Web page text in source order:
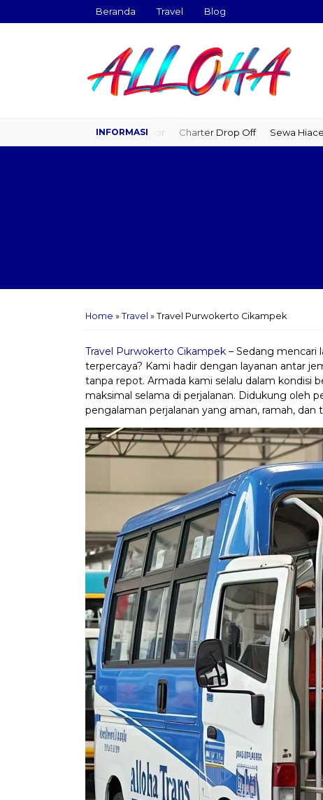
Beranda Travel Blog
Travel Door to Door Charter Drop Off Sewa Hiace
Home » Travel » Travel Purwokerto Cikampek
Travel Purwokerto Cikampek – Sedang mencari
terpercaya? Kami hadir dengan layanan antar
tanpa repot. Armada kami selalu dalam kondisi
maksimal selama di perjalanan. Didukung oleh
pengalaman perjalanan yang aman, ramah, dan